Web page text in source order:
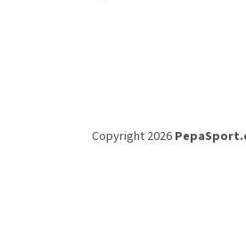
Copyright 2026